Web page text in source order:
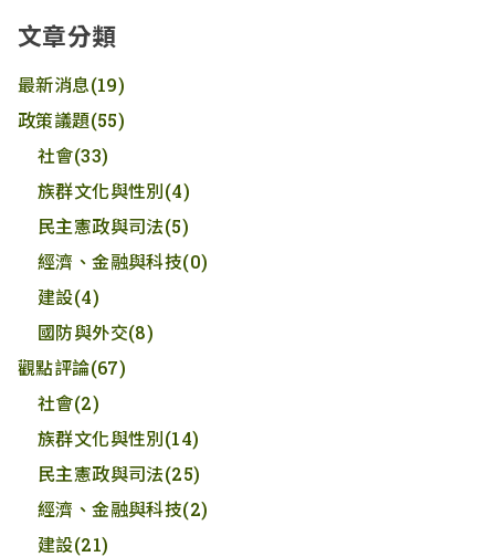
文章分類
最新消息(19)
政策議題(55)
社會(33)
族群文化與性別(4)
民主憲政與司法(5)
經濟、金融與科技(0)
建設(4)
國防與外交(8)
觀點評論(67)
社會(2)
族群文化與性別(14)
民主憲政與司法(25)
經濟、金融與科技(2)
建設(21)